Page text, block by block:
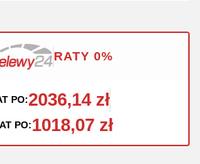
RATY 0%
PO:2036,14 zł
PO:1018,07 zł